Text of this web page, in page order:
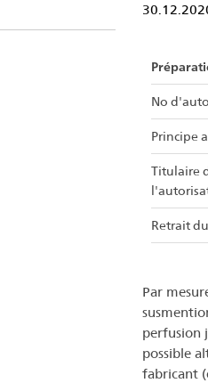
No
Principe
Titulaire
Retrait
Par
perfusion
possible
fabricant